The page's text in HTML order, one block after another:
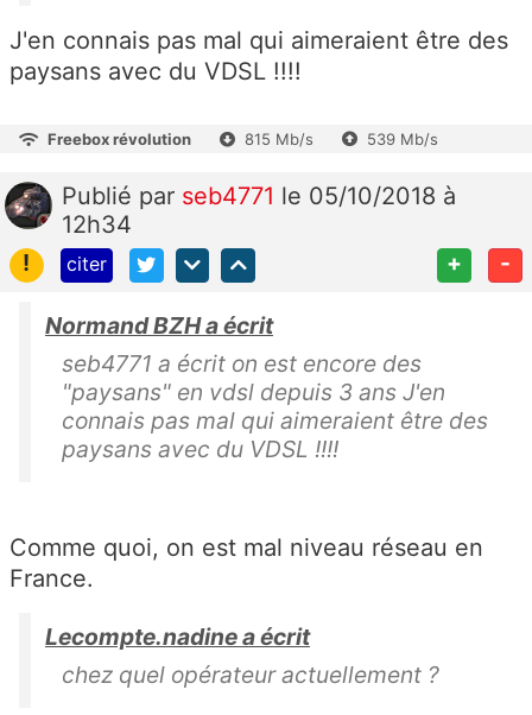
J'en connais pas mal qui aimeraient être des
paysans avec du VDSL !!!!
Freebox révolution 815 Mb/s 539 Mb/s
Publié par seb4771 le 05/10/2018 à
12h34
!
citer + -
Normand BZH a écrit
seb4771 a écrit on est encore des
"paysans" en vdsl depuis 3 ans J'en
connais pas mal qui aimeraient être des
paysans avec du VDSL !!!!
Comme quoi, on est mal niveau réseau en
France.
Lecompte.nadine a écrit
chez quel opérateur actuellement ?